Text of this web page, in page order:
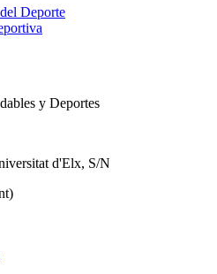
Deporte
y Deportes
d'Elx, S/N